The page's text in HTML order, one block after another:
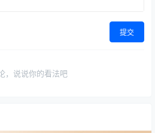
提交
，说说你的看法吧